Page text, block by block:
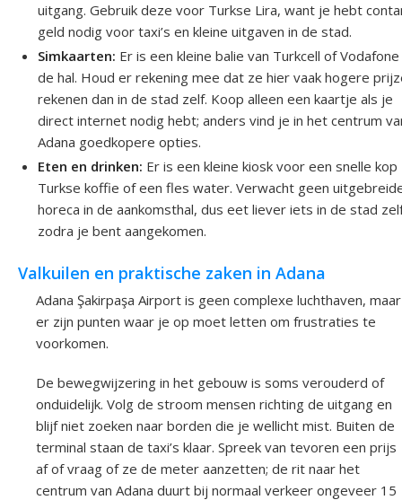
uitgang. Gebruik deze voor Turkse Lira, want je hebt
geld nodig voor taxi’s en kleine uitgaven in de stad.
Simkaarten: Er is een kleine balie van Turkcell of Vodafone
de hal. Houd er rekening mee dat ze hier vaak hogere
rekenen dan in de stad zelf. Koop alleen een kaartje als je
direct internet nodig hebt; anders vind je in het centrum
Adana goedkopere opties.
Eten en drinken: Er is een kleine kiosk voor een snelle kop
Turkse koffie of een fles water. Verwacht geen
horeca in de aankomsthal, dus eet liever iets in de stad
zodra je bent aangekomen.
Valkuilen en praktische zaken in Adana
Adana Şakirpaşa Airport is geen complexe luchthaven, maar
er zijn punten waar je op moet letten om frustraties te
voorkomen.
De bewegwijzering in het gebouw is soms verouderd of
onduidelijk. Volg de stroom mensen richting de uitgang en
blijf niet zoeken naar borden die je wellicht mist. Buiten de
terminal staan de taxi’s klaar. Spreek van tevoren een prijs
af of vraag of ze de meter aanzetten; de rit naar het
centrum van Adana duurt bij normaal verkeer ongeveer 15